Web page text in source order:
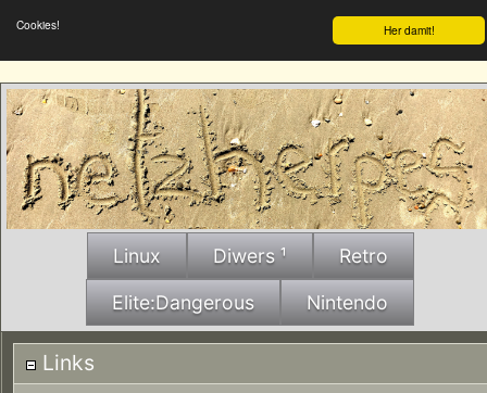
Her damit!
Cookies!
Linux Diwers ¹ Retro
Elite:Dangerous Nintendo
Links